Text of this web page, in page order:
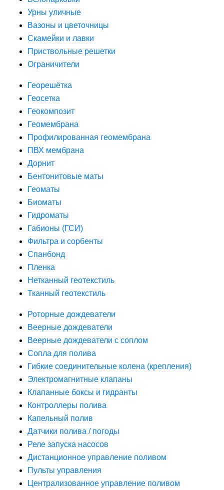
Урны уличные
Вазоны и цветочницы
Скамейки и лавки
Приствольные решетки
Ограничители
Георешётка
Геосетка
Геокомпозит
Геомембрана
Профилированная геомембрана
ПВХ мембрана
Дорнит
Бентонитовые маты
Геоматы
Биоматы
Гидроматы
Габионы (ГСИ)
Фильтра и сорбенты
Спанбонд
Пленка
Нетканный геотекстиль
Тканный геотекстиль
Роторные дождеватели
Веерные дождеватели
Веерные дождеватели с соплом
Сопла для полива
Гибкие соединительные колена (крепления)
Электромагнитные клапаны
Клапанные боксы и гидранты
Контроллеры полива
Капельный полив
Датчики полива / погоды
Реле запуска насосов
Дистанционное управление поливом
Пульты управления
Централизованное управление поливом